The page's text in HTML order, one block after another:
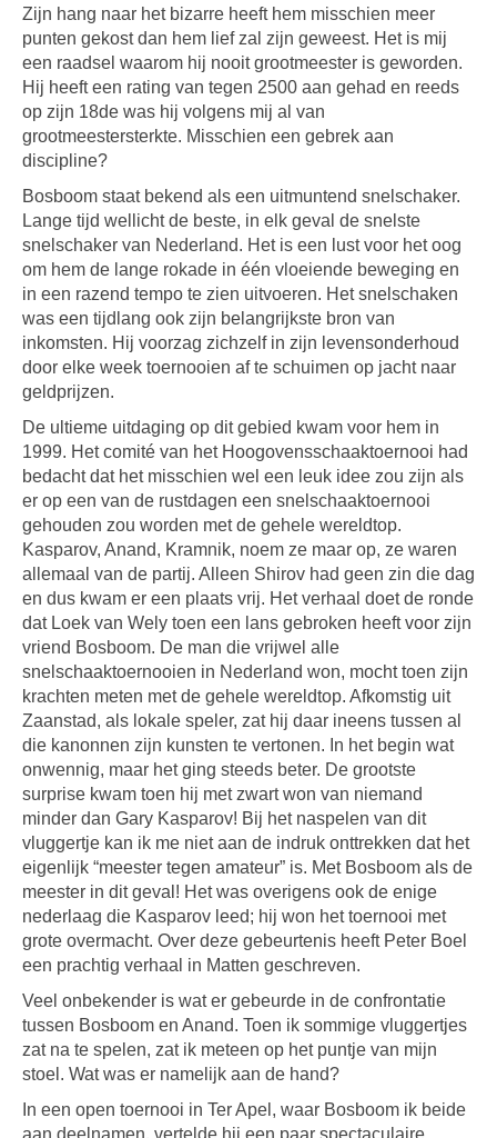
Zijn hang naar het bizarre heeft hem misschien meer
punten gekost dan hem lief zal zijn geweest. Het is mij
een raadsel waarom hij nooit grootmeester is geworden.
Hij heeft een rating van tegen 2500 aan gehad en reeds
op zijn 18de was hij volgens mij al van
grootmeestersterkte. Misschien een gebrek aan
discipline?
Bosboom staat bekend als een uitmuntend snelschaker.
Lange tijd wellicht de beste, in elk geval de snelste
snelschaker van Nederland. Het is een lust voor het oog
om hem de lange rokade in één vloeiende beweging en
in een razend tempo te zien uitvoeren. Het snelschaken
was een tijdlang ook zijn belangrijkste bron van
inkomsten. Hij voorzag zichzelf in zijn levensonderhoud
door elke week toernooien af te schuimen op jacht naar
geldprijzen.
De ultieme uitdaging op dit gebied kwam voor hem in
1999. Het comité van het Hoogovensschaaktoernooi had
bedacht dat het misschien wel een leuk idee zou zijn als
er op een van de rustdagen een snelschaaktoernooi
gehouden zou worden met de gehele wereldtop.
Kasparov, Anand, Kramnik, noem ze maar op, ze waren
allemaal van de partij. Alleen Shirov had geen zin die dag
en dus kwam er een plaats vrij. Het verhaal doet de ronde
dat Loek van Wely toen een lans gebroken heeft voor zijn
vriend Bosboom. De man die vrijwel alle
snelschaaktoernooien in Nederland won, mocht toen zijn
krachten meten met de gehele wereldtop. Afkomstig uit
Zaanstad, als lokale speler, zat hij daar ineens tussen al
die kanonnen zijn kunsten te vertonen. In het begin wat
onwennig, maar het ging steeds beter. De grootste
surprise kwam toen hij met zwart won van niemand
minder dan Gary Kasparov! Bij het naspelen van dit
vluggertje kan ik me niet aan de indruk onttrekken dat het
eigenlijk “meester tegen amateur” is. Met Bosboom als de
meester in dit geval! Het was overigens ook de enige
nederlaag die Kasparov leed; hij won het toernooi met
grote overmacht. Over deze gebeurtenis heeft Peter Boel
een prachtig verhaal in Matten geschreven.
Veel onbekender is wat er gebeurde in de confrontatie
tussen Bosboom en Anand. Toen ik sommige vluggertjes
zat na te spelen, zat ik meteen op het puntje van mijn
stoel. Wat was er namelijk aan de hand?
In een open toernooi in Ter Apel, waar Bosboom ik beide
aan deelnamen, vertelde hij een paar spectaculaire